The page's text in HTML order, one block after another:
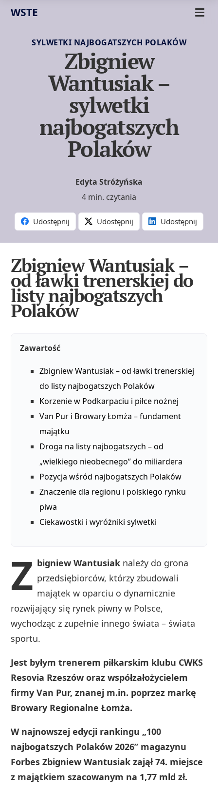
WSTE
SYLWETKI NAJBOGATSZYCH POLAKÓW
Zbigniew
Wantusiak –
sylwetki
najbogatszych
Polaków
Edyta Stróżyńska
4 min. czytania
Udostępnij Udostępnij Udostępnij
Zbigniew Wantusiak –
od ławki trenerskiej do
listy najbogatszych
Polaków
Zawartość
Zbigniew Wantusiak – od ławki trenerskiej
do listy najbogatszych Polaków
Korzenie w Podkarpaciu i piłce nożnej
Van Pur i Browary Łomża – fundament
majątku
Droga na listy najbogatszych – od
„wielkiego nieobecnego” do miliardera
Pozycja wśród najbogatszych Polaków
Znaczenie dla regionu i polskiego rynku
piwa
Ciekawostki i wyróżniki sylwetki
Z bigniew Wantusiak należy do grona
przedsiębiorców, którzy zbudowali
majątek w oparciu o dynamicznie
rozwijający się rynek piwny w Polsce,
wychodząc z zupełnie innego świata – świata
sportu.
Jest byłym trenerem piłkarskim klubu CWKS
Resovia Rzeszów oraz współzałożycielem
firmy Van Pur, znanej m.in. poprzez markę
Browary Regionalne Łomża.
W najnowszej edycji rankingu „100
najbogatszych Polaków 2026” magazynu
Forbes Zbigniew Wantusiak zajął 74. miejsce
z majątkiem szacowanym na 1,77 mld zł.